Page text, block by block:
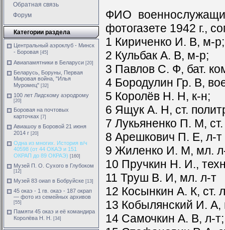
Обратная связь
Форум
Категории раздела
Центральный аэроклуб - Минск
- Боровая [45]
Авиапамятники в Беларуси [20]
Беларусь, Боруны, Первая
Мировая война, "Илья
Муромец" [32]
100 лет Лидскому аэродрому
[20]
Боровая на почтовых
карточках [7]
Авиашоу в Боровой 21 июня
2014 г [20]
Одна из многих. История в/ч
40598 (от 44 ОКАЭ и 151
ОКРАП до 89 ОКРАЭ) [160]
Музей П. О. Сухого в Глубоком
[12]
Музей 83 оиап в Бобруйске [13]
45 окаэ - 1 гв. окаэ - 187 окрап
— фото из семейных архивов
[55]
Памяти 45 окаэ и её командира
Королёва Н. Н.
[34]
ФИО
фотогазете 1942 г.,
1 Кириченко И. В, м-р;
2 Кульбак А. В, м-р;
3 Павлов С. Ф, бат.
4 Бородулин Гр. В,
5 Королёв Н. Н, к-н;
6 Ящук А. Н, ст.
7 Лукьяненко П. М,
8 Арешкович П. Е, л-т
9 Жиленко И. М, мл.
10 Пручкин Н. И.,
11 Труш В. И, мл. л-т
12 Косынкин А. К, ст.
13 Кобылянский И. А,
14 Самочкин А. В, л-т;